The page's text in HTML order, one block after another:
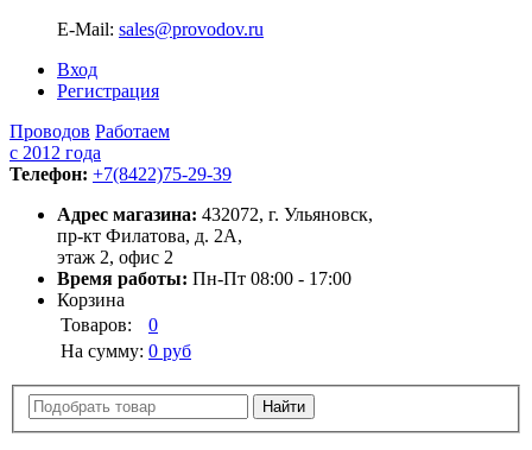
E-Mail: sales@provodov.ru
Вход
Регистрация
Проводов Работаем
с 2012 года
Телефон: +7(8422)75-29-39
Адрес магазина: 432072, г. Ульяновск,
пр-кт Филатова, д. 2А,
этаж 2, офис 2
Время работы: Пн-Пт 08:00 - 17:00
Корзина
Товаров:
0
На сумму: 0 руб